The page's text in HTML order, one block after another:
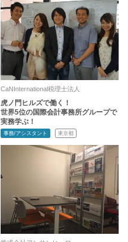
CaNInternational税理士法人
虎ノ門ヒルズで働く！
世界5位の国際会計事務所グループで
実務学ぶ！
事務/アシスタント 東京都